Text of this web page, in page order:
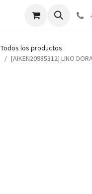
Como comprar
Todos los productos
[AIKEN20985312] LINO